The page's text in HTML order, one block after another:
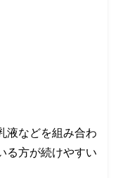
液などを組み合わ
る方が続けやすい